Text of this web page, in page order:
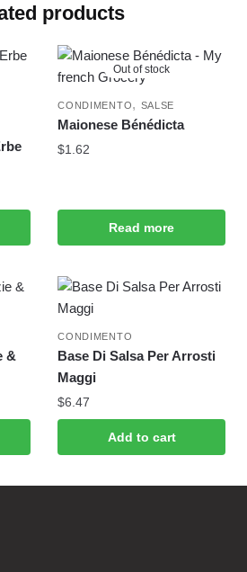
products
Out of stock
CONDIMENTO, SALSE
Maionese Bénédicta
$1.62
Read more
&
CONDIMENTO
Base Di Salsa Per Arrosti
Maggi
$6.47
Add to cart